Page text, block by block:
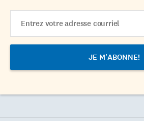
Address